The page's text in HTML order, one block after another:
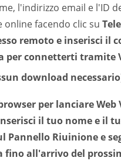
l'indirizzo email e l'ID
facendo clic su
remoto e inserisci il
per connetterti tramite
download
per lanciare Web
il tuo nome e il
Pannello Riuinione e
fino all'arrivo del